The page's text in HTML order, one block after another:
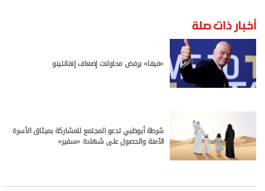
أخبار ذات صلة
«فيفا» يرفض محاولات إضعاف إنفانتينو
شرطة أبوظبي تدعو المجتمع للمشاركة بميثاق الأسرة
الآمنة والحصول على شهادة «سفير»